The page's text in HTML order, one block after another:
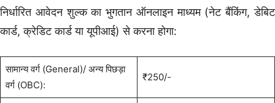
निर्धारित आवेदन शुल्क का भुगतान ऑनलाइन माध्यम (नेट बैंकिंग, डेबिट
कार्ड, क्रेडिट कार्ड या यूपीआई) से करना होगा:
सामान्य वर्ग (General)/ अन्य पिछड़ा
वर्ग (OBC):
₹250/-